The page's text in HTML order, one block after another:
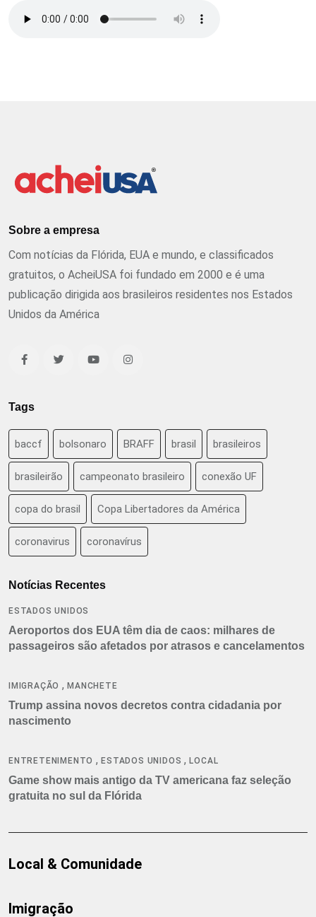
Sobre a empresa
Com notícias da Flórida, EUA e mundo, e classificados
gratuitos, o AcheiUSA foi fundado em 2000 e é uma
publicação dirigida aos brasileiros residentes nos Estados
Unidos da América
Tags
baccf bolsonaro BRAFF brasil brasileiros
brasileirão campeonato brasileiro conexão UF
copa do brasil Copa Libertadores da América
coronavirus coronavírus
Notícias Recentes
ESTADOS UNIDOS
Aeroportos dos EUA têm dia de caos: milhares de
passageiros são afetados por atrasos e cancelamentos
IMIGRAÇÃO ,MANCHETE
Trump assina novos decretos contra cidadania por
nascimento
ENTRETENIMENTO ,ESTADOS UNIDOS ,LOCAL
Game show mais antigo da TV americana faz seleção
gratuita no sul da Flórida
Local & Comunidade
Imigração